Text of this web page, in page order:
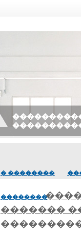
� ��������
��������
�������